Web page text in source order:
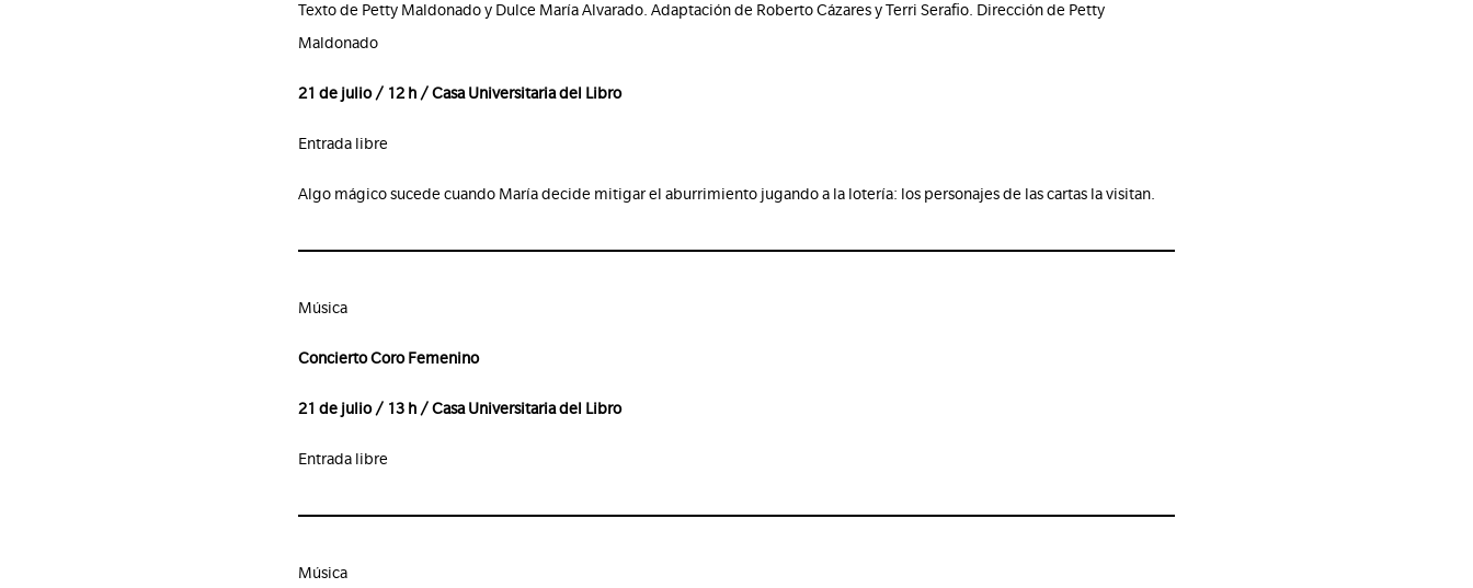
Texto de Petty Maldonado y Dulce María Alvarado. Adaptación de Roberto Cázares y Terri Serafio. Dirección de Petty
Maldonado
21 de julio / 12 h / Casa Universitaria del Libro
Entrada libre
Algo mágico sucede cuando María decide mitigar el aburrimiento jugando a la lotería: los personajes de las cartas la visitan.
Música
Concierto Coro Femenino
21 de julio / 13 h / Casa Universitaria del Libro
Entrada libre
Música